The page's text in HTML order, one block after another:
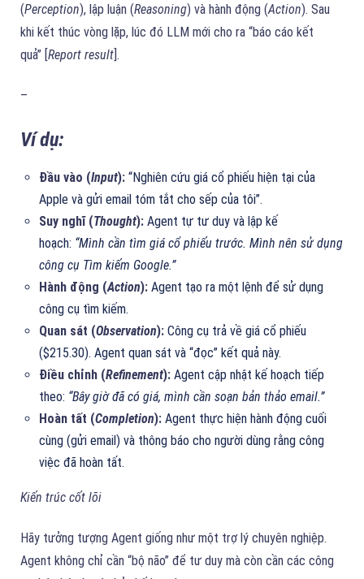
(Perception), lập luận (Reasoning) và hành động (Action). Sau
khi kết thúc vòng lặp, lúc đó LLM mới cho ra “báo cáo kết
quả” [Report result].
–
Ví dụ:
Đầu vào (Input): “Nghiên cứu giá cổ phiếu hiện tại của
Apple và gửi email tóm tắt cho sếp của tôi”.
Suy nghĩ (Thought): Agent tự tư duy và lập kế
hoạch: “Mình cần tìm giá cổ phiếu trước. Mình nên sử dụng
công cụ Tìm kiếm Google.”
Hành động (Action): Agent tạo ra một lệnh để sử dụng
công cụ tìm kiếm.
Quan sát (Observation): Công cụ trả về giá cổ phiếu
($215.30). Agent quan sát và “đọc” kết quả này.
Điều chỉnh (Refinement): Agent cập nhật kế hoạch tiếp
theo: “Bây giờ đã có giá, mình cần soạn bản thảo email.”
Hoàn tất (Completion): Agent thực hiện hành động cuối
cùng (gửi email) và thông báo cho người dùng rằng công
việc đã hoàn tất.
Kiến trúc cốt lõi
Hãy tưởng tượng Agent giống như một trợ lý chuyên nghiệp.
Agent không chỉ cần “bộ não” để tư duy mà còn cần các công